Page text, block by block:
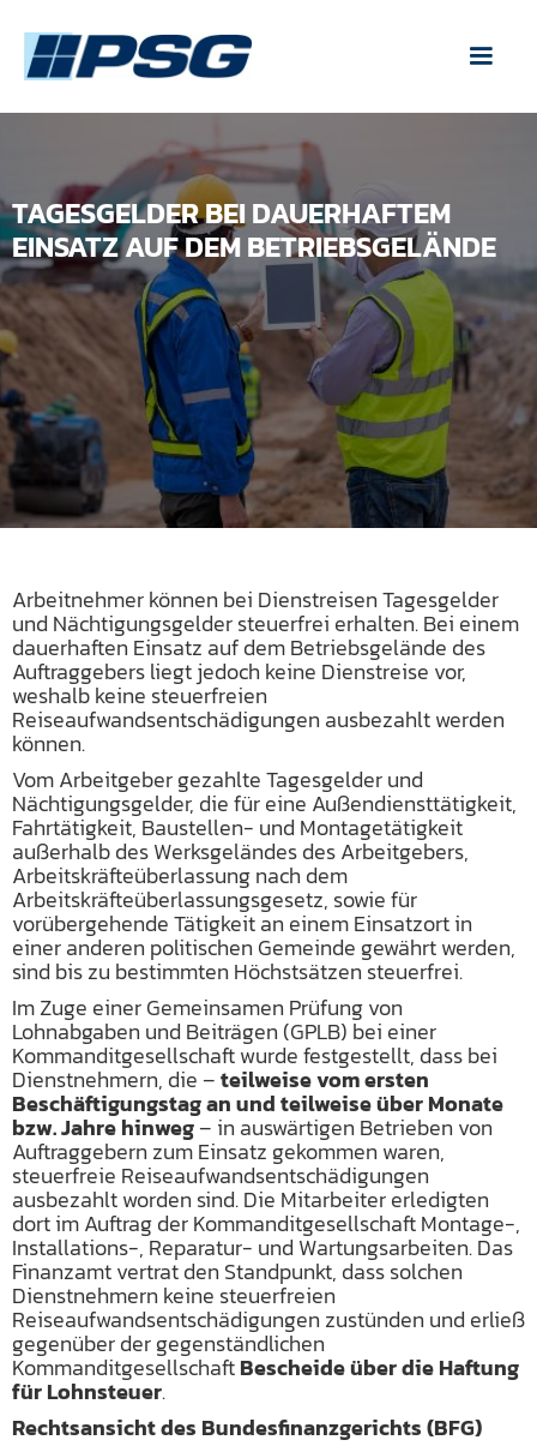
TAGESGELDER BEI DAUERHAFTEM
EINSATZ AUF DEM BETRIEBSGELÄNDE
Arbeitnehmer können bei Dienstreisen Tagesgelder
und Nächtigungsgelder steuerfrei erhalten. Bei einem
dauerhaften Einsatz auf dem Betriebsgelände des
Auftraggebers liegt jedoch keine Dienstreise vor,
weshalb keine steuerfreien
Reiseaufwandsentschädigungen ausbezahlt werden
können.
Vom Arbeitgeber gezahlte Tagesgelder und
Nächtigungsgelder, die für eine Außendiensttätigkeit,
Fahrtätigkeit, Baustellen- und Montagetätigkeit
außerhalb des Werksgeländes des Arbeitgebers,
Arbeitskräfteüberlassung nach dem
Arbeitskräfteüberlassungsgesetz, sowie für
vorübergehende Tätigkeit an einem Einsatzort in
einer anderen politischen Gemeinde gewährt werden,
sind bis zu bestimmten Höchstsätzen steuerfrei.
Im Zuge einer Gemeinsamen Prüfung von
Lohnabgaben und Beiträgen (GPLB) bei einer
Kommanditgesellschaft wurde festgestellt, dass bei
Dienstnehmern, die –teilweise vom ersten
Beschäftigungstag an und teilweise über Monate
bzw. Jahre hinweg– in auswärtigen Betrieben von
Auftraggebern zum Einsatz gekommen waren,
steuerfreie Reiseaufwandsentschädigungen
ausbezahlt worden sind. Die Mitarbeiter erledigten
dort im Auftrag der Kommanditgesellschaft Montage-,
Installations-, Reparatur- und Wartungsarbeiten. Das
Finanzamt vertrat den Standpunkt, dass solchen
Dienstnehmern keine steuerfreien
Reiseaufwandsentschädigungen zustünden und erließ
gegenüber der gegenständlichen
KommanditgesellschaftBescheide über die Haftung
für Lohnsteuer.
Rechtsansicht des Bundesfinanzgerichts (BFG)